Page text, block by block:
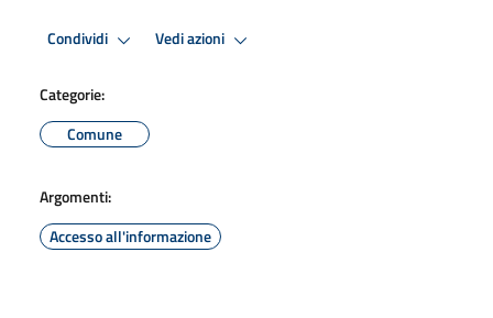
Condividi Vedi azioni
Categorie:
Comune
Argomenti:
Accesso all'informazione